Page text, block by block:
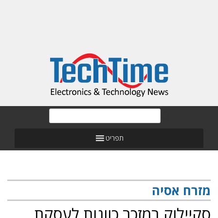
תפריט
מזרח אסיה
סקיילוק במזכר כוונות לעסקת